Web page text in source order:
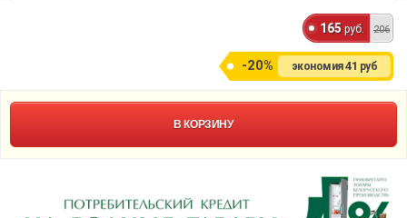
165 руб. 206
-20% экономия41 руб
В КОРЗИНУ